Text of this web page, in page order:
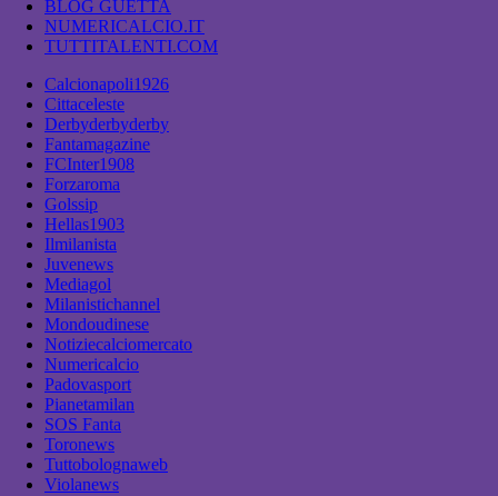
BLOG GUETTA
NUMERICALCIO.IT
TUTTITALENTI.COM
Calcionapoli1926
Cittaceleste
Derbyderbyderby
Fantamagazine
FCInter1908
Forzaroma
Golssip
Hellas1903
Ilmilanista
Juvenews
Mediagol
Milanistichannel
Mondoudinese
Notiziecalciomercato
Numericalcio
Padovasport
Pianetamilan
SOS Fanta
Toronews
Tuttobolognaweb
Violanews